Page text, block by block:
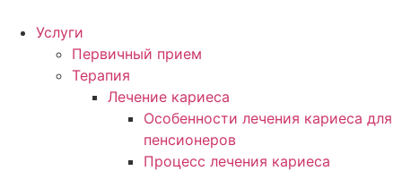
Услуги
Первичный прием
Терапия
Лечение кариеса
Особенности лечения кариеса для
пенсионеров
Процесс лечения кариеса